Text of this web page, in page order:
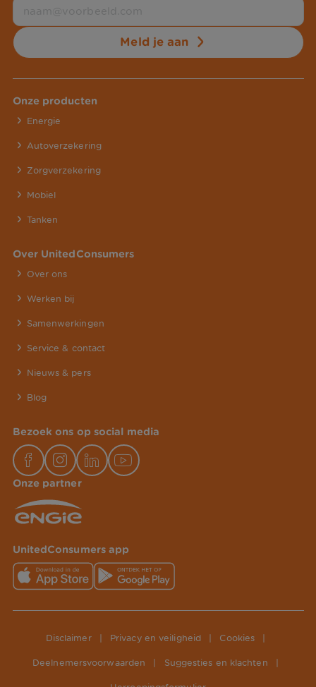
Meld je aan
Onze producten
Energie
Autoverzekering
Zorgverzekering
Mobiel
Tanken
Over UnitedConsumers
Over ons
Werken bij
Samenwerkingen
Service & contact
Nieuws & pers
Blog
Bezoek ons op social media
Onze partner
UnitedConsumers app
Disclaimer Privacy en veiligheid Cookies
Deelnemersvoorwaarden Suggesties en klachten